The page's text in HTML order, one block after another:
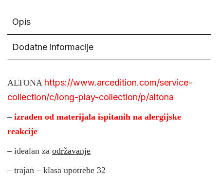
Opis
Dodatne informacije
ALTONA https://www.arcedition.com/service-
collection/c/long-play-collection/p/altona
– izrađen od materijala ispitanih na alergijske
reakcije
– idealan za održavanje
– trajan – klasa upotrebe 32